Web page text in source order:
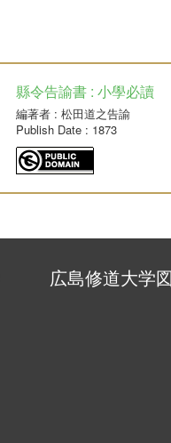
縣令告諭書 : 小學必讀
編著者 : 松田道之告諭
Publish Date : 1873
広島修道大学